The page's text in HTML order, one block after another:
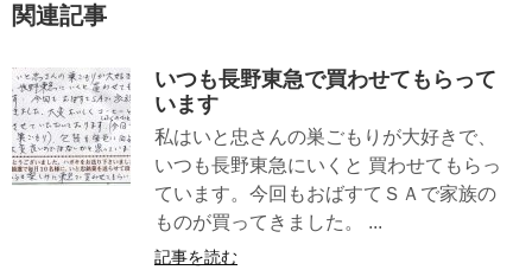
関連記事
いつも長野東急で買わせてもらって
います
私はいと忠さんの巣ごもりが大好きで、
いつも長野東急にいくと 買わせてもらっ
ています。今回もおばすてＳＡで家族の
ものが買ってきました。 ...
記事を読む